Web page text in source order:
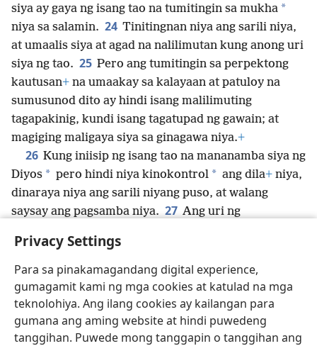
Privacy Settings
Para sa pinakamagandang digital experience,
gumagamit kami ng mga cookies at katulad na mga
teknolohiya. Ang ilang cookies ay kailangan para
gumana ang aming website at hindi puwedeng
tanggihan. Puwede mong tanggapin o tanggihan ang
siya ay gaya ng isang tao na tumitingin sa mukha *
niya sa salamin. 24 Tinitingnan niya ang sarili niya,
at umaalis siya at agad na nalilimutan kung anong uri
siya ng tao. 25 Pero ang tumitingin sa perpektong
kautusan+ na umaakay sa kalayaan at patuloy na
sumusunod dito ay hindi isang malilimuting
tagapakinig, kundi isang tagatupad ng gawain; at
magiging maligaya siya sa ginagawa niya.+
26 Kung iniisip ng isang tao na mananamba siya ng
Diyos * pero hindi niya kinokontrol * ang dila+ niya,
dinaraya niya ang sarili niyang puso, at walang
saysay ang pagsamba niya. 27 Ang uri ng
ng ating Diyos at Ama ay ito: alagaan ang mga ulila
at mga biyuda+na nagdurusa,+at panatilihin ang
sarili na walang bahid ng sanlibutan.+